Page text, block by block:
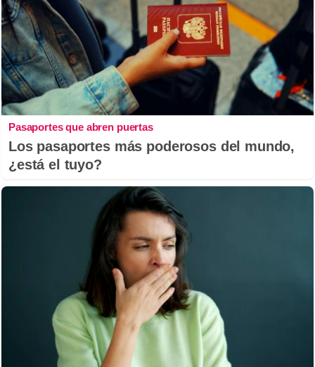
Pasaportes que abren puertas
Los pasaportes más poderosos del mundo,
¿está el tuyo?